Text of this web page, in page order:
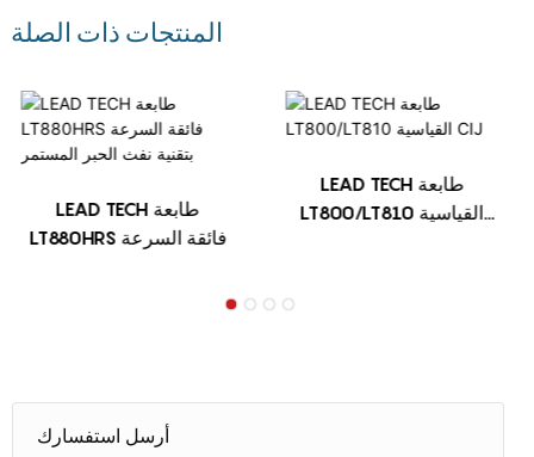
المنتجات ذات الصلة
LT800/LT810 القياسية
CIJ
LEAD TECH طابعة نفث
أرسل استفسارك